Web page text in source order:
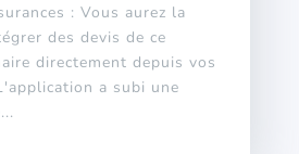
: Vous aurez la
des devis de ce
directement depuis vos
a subi une